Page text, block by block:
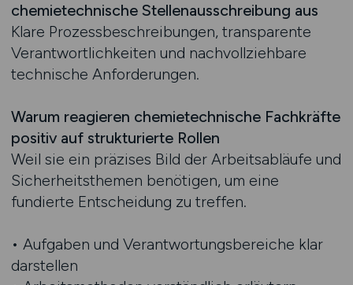
chemietechnische Stellenausschreibung aus
Klare Prozessbeschreibungen, transparente
Verantwortlichkeiten und nachvollziehbare
technische Anforderungen.
Warum reagieren chemietechnische Fachkräfte
positiv auf strukturierte Rollen
Weil sie ein präzises Bild der Arbeitsabläufe und
Sicherheitsthemen benötigen, um eine
fundierte Entscheidung zu treffen.
• Aufgaben und Verantwortungsbereiche klar
darstellen